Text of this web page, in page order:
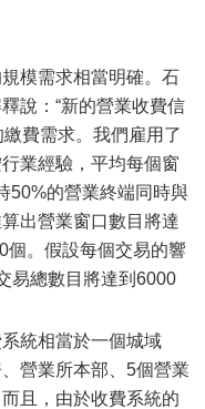
模需求相當明確。石
說：“新的營業收費信
費需求。我們雇用了
業經驗，平均每個窗
50%的營業終端同時與
出營業窗口數目將達
個。假設每個交易的響
易總數目將達到6000
統相當於一個城域
營業所本部、5個營業
且，由於收費系統的